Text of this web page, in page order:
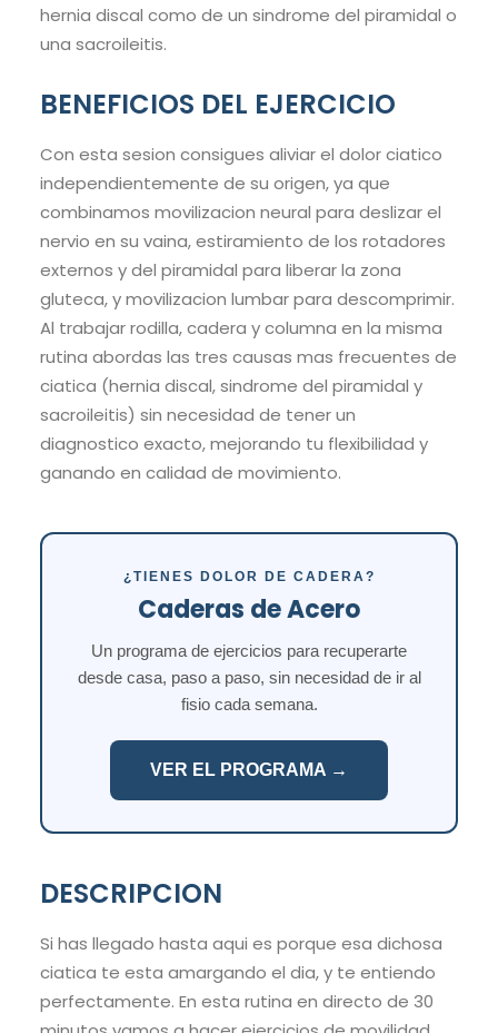
hernia discal como de un sindrome del piramidal o
una sacroileitis.
BENEFICIOS DEL EJERCICIO
Con esta sesion consigues aliviar el dolor ciatico
independientemente de su origen, ya que
combinamos movilizacion neural para deslizar el
nervio en su vaina, estiramiento de los rotadores
externos y del piramidal para liberar la zona
gluteca, y movilizacion lumbar para descomprimir.
Al trabajar rodilla, cadera y columna en la misma
rutina abordas las tres causas mas frecuentes de
ciatica (hernia discal, sindrome del piramidal y
sacroileitis) sin necesidad de tener un
diagnostico exacto, mejorando tu flexibilidad y
ganando en calidad de movimiento.
¿TIENES DOLOR DE CADERA?
Caderas de Acero
Un programa de ejercicios para recuperarte
desde casa, paso a paso, sin necesidad de ir al
fisio cada semana.
VER EL PROGRAMA →
DESCRIPCION
Si has llegado hasta aqui es porque esa dichosa
ciatica te esta amargando el dia, y te entiendo
perfectamente. En esta rutina en directo de 30